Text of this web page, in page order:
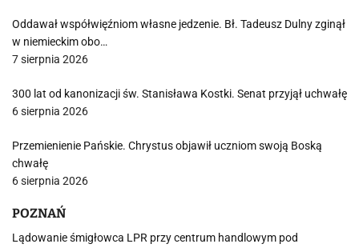
Oddawał współwięźniom własne jedzenie. Bł. Tadeusz Dulny zginął
w niemieckim obo…
7 sierpnia 2026
300 lat od kanonizacji św. Stanisława Kostki. Senat przyjął uchwałę
6 sierpnia 2026
Przemienienie Pańskie. Chrystus objawił uczniom swoją Boską
chwałę
6 sierpnia 2026
POZNAŃ
Lądowanie śmigłowca LPR przy centrum handlowym pod